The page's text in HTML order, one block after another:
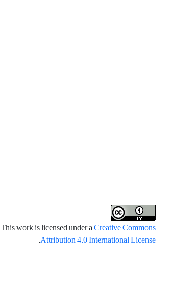
This work is licensed under aCreative Commons
Attribution 4.0 International License
.